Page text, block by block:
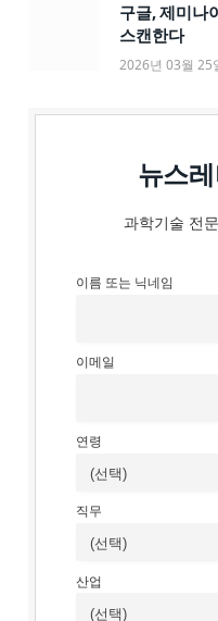
구글, 제미나
스캔한다
2026년 03월 25
뉴스
과학기술 전
이름 또는 닉네임
이메일
연령
직무
산업